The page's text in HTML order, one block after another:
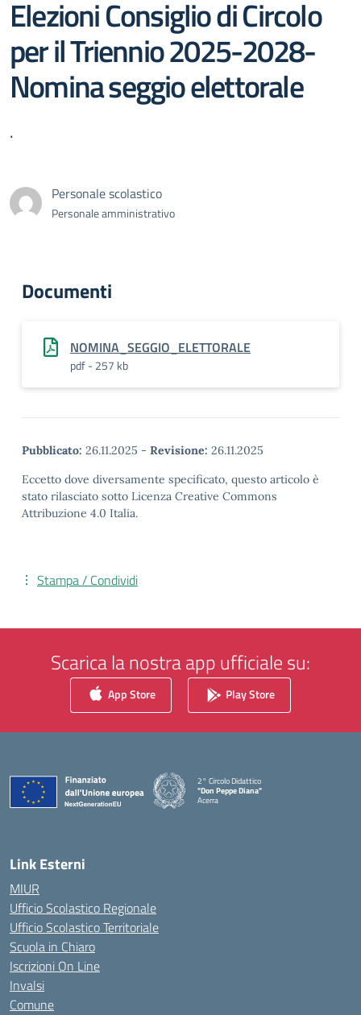
Elezioni Consiglio di Circolo
per il Triennio 2025-2028-
Nomina seggio elettorale
.
Personale scolastico
Personale amministrativo
Documenti
NOMINA_SEGGIO_ELETTORALE
pdf - 257 kb
Pubblicato: 26.11.2025 - Revisione: 26.11.2025
Eccetto dove diversamente specificato, questo articolo è
stato rilasciato sotto Licenza Creative Commons
Attribuzione 4.0 Italia.
Stampa / Condividi
Scarica la nostra app ufficiale su:
App Store Play Store
2° Circolo Didattico
"Don Peppe Diana"
Acerra
Link Esterni
MIUR
Ufficio Scolastico Regionale
Ufficio Scolastico Territoriale
Scuola in Chiaro
Iscrizioni On Line
Invalsi
Comune